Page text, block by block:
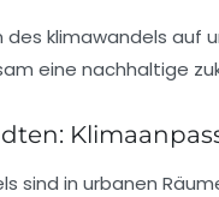
sind in urbanen